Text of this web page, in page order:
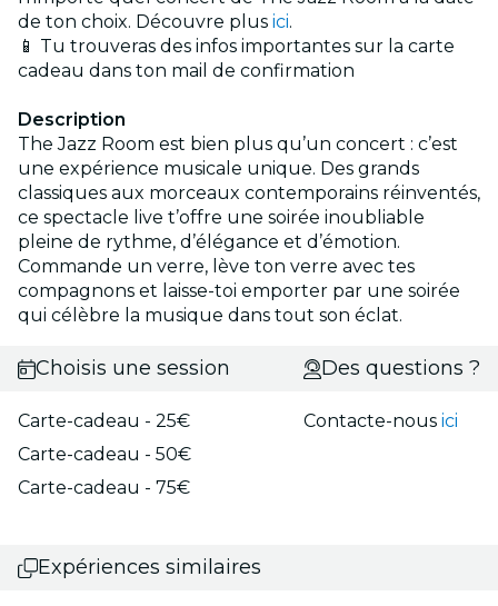
de ton choix. Découvre plus ici.
📱 Tu trouveras des infos importantes sur la carte
cadeau dans ton mail de confirmation
Description
The Jazz Room est bien plus qu’un concert : c’est
une expérience musicale unique. Des grands
classiques aux morceaux contemporains réinventés,
ce spectacle live t’offre une soirée inoubliable
pleine de rythme, d’élégance et d’émotion.
Commande un verre, lève ton verre avec tes
compagnons et laisse-toi emporter par une soirée
qui célèbre la musique dans tout son éclat.
Choisis une session
Carte-cadeau - 25€
Carte-cadeau - 50€
Carte-cadeau - 75€
Des questions ?
Contacte-nousici
Expériences similaires